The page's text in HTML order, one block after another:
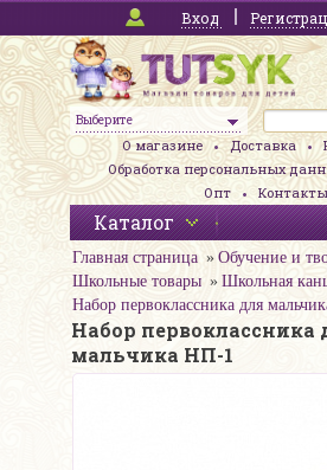
Вход
Выберите
О магазине Доставка
Обработка персональных
Опт
Контакты
Каталог
Главная страница
Обучение и
Школьные товары
Школьная
Набор первоклассника для
Набор первоклассника
мальчика НП-1